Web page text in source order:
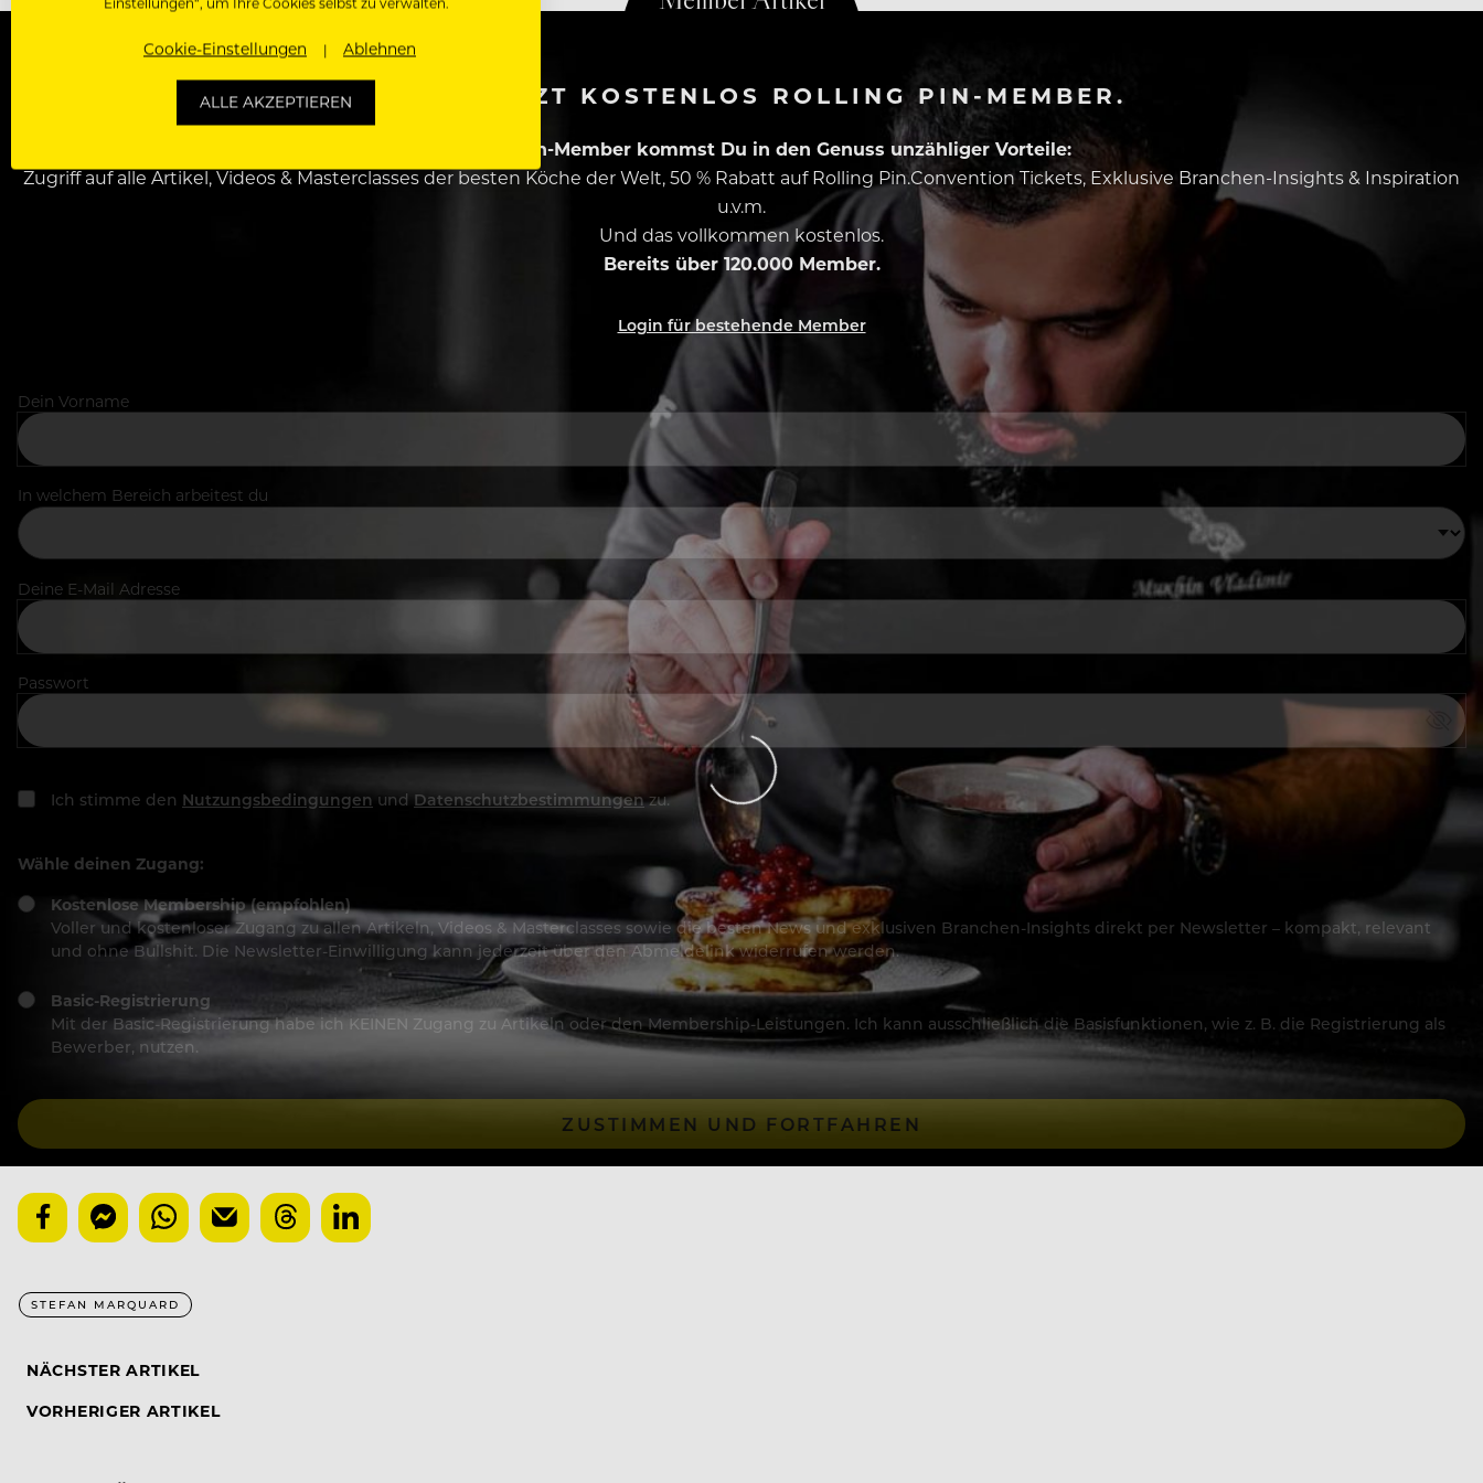
WERDE JETZT KOSTENLOS ROLLING PIN-MEMBER.
Als Rolling Pin-Member kommst Du in den Genuss unzähliger Vorteile:
Zugriff auf alle Artikel, Videos & Masterclasses der besten Köche der Welt, 50 % Rabatt auf Rolling Pin.Convention Tickets, Exklusive Branchen-Insights & Inspiration
u.v.m.
Und das vollkommen kostenlos.
Bereits über 120.000 Member.
Login für bestehende Member
Dein Vorname
In welchem Bereich arbeitest du
Deine E-Mail Adresse
Passwort
Ich stimme den Nutzungsbedingungen und Datenschutzbestimmungenzu.
Wähle deinen Zugang:
Kostenlose Membership (empfohlen)
Voller und kostenloser Zugang zu allen Artikeln, Videos & Masterclasses sowie die besten News und exklusiven Branchen-Insights direkt per Newsletter – kompakt, relevant
und ohne Bullshit. Die Newsletter-Einwilligung kann jederzeit über den Abmeldelink widerrufen werden.
Basic-Registrierung
Mit der Basic-Registrierung habe ich KEINEN Zugang zu Artikeln oder den Membership-Leistungen. Ich kann ausschließlich die Basisfunktionen, wie z. B. die Registrierung als
Bewerber, nutzen.
ZUSTIMMEN UND FORTFAHREN
STEFAN MARQUARD
NÄCHSTER ARTIKEL
VORHERIGER ARTIKEL
Cookie-Einstellungen Ablehnen
ALLE AKZEPTIEREN